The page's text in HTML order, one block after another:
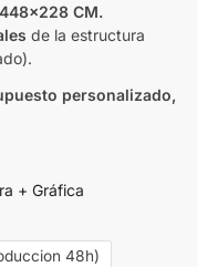
448×228 CM.
de la estructura
personalizado,
+ Gráfica
48h)